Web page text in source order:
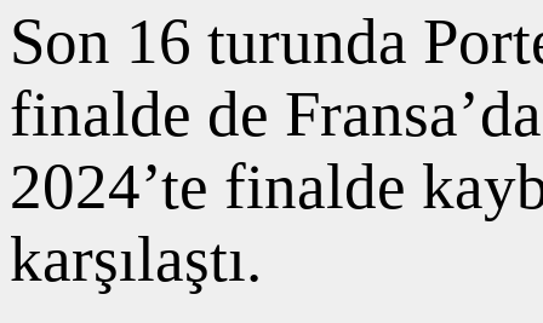
Son 16 turunda
finalde de
2024’te finalde
karşılaştı.